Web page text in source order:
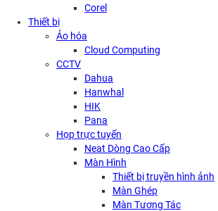
Corel
Thiết bị
Ảo hóa
Cloud Computing
CCTV
Dahua
Hanwhal
HIK
Pana
Họp trực tuyến
Neat Dòng Cao Cấp
Màn Hình
Thiết bị truyền hình ảnh
Màn Ghép
Màn Tương Tác